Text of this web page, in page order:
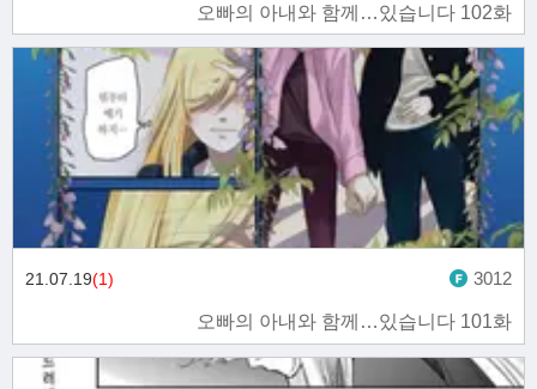
오빠의 아내와 함께…있습니다 102화
오빠의 아내와 함께…있습니다 101화
21.07.19(1) 3012